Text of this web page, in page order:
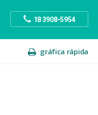
18 3908-5954
gráfica rápida